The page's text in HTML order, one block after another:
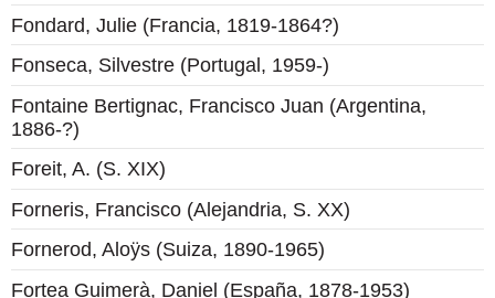
Fondard, Julie (Francia, 1819-1864?)
Fonseca, Silvestre (Portugal, 1959-)
Fontaine Bertignac, Francisco Juan (Argentina,
1886-?)
Foreit, A. (S. XIX)
Forneris, Francisco (Alejandria, S. XX)
Fornerod, Aloÿs (Suiza, 1890-1965)
Fortea Guimerà, Daniel (España, 1878-1953)